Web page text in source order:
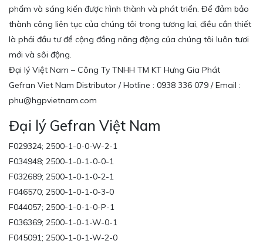
phẩm và sáng kiến được hình thành và phát triển. Để đảm bảo
thành công liên tục của chúng tôi trong tương lai, điều cần thiết
là phải đầu tư để cộng đồng năng động của chúng tôi luôn tươi
mới và sôi động.
Đại lý Việt Nam – Công Ty TNHH TM KT Hưng Gia Phát
Gefran Viet Nam Distributor / Hotline : 0938 336 079 / Email :
phu@hgpvietnam.com
Đại lý Gefran Việt Nam
F029324; 2500-1-0-0-W-2-1
F034948; 2500-1-0-1-0-0-1
F032689; 2500-1-0-1-0-2-1
F046570; 2500-1-0-1-0-3-0
F044057; 2500-1-0-1-0-P-1
F036369; 2500-1-0-1-W-0-1
F045091; 2500-1-0-1-W-2-0